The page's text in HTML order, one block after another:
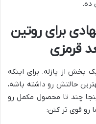
ده.
برای روتین
قرمزی
بخش از پازله. برای اینکه
حالتش رو داشته باشه،
چند تا محصول مکمل رو
رو قوی تر کنن: